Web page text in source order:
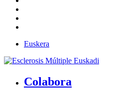
Euskera
Colabora